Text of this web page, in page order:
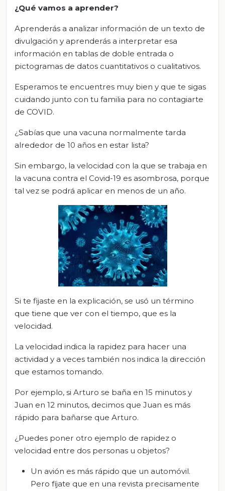
¿Qué vamos a aprender?
Aprenderás a analizar información de un texto de
divulgación y aprenderás a interpretar esa
información en tablas de doble entrada o
pictogramas de datos cuantitativos o cualitativos.
Esperamos te encuentres muy bien y que te sigas
cuidando junto con tu familia para no contagiarte
de COVID.
¿Sabías que una vacuna normalmente tarda
alrededor de 10 años en estar lista?
Sin embargo, la velocidad con la que se trabaja en
la vacuna contra el Covid-19 es asombrosa, porque
tal vez se podrá aplicar en menos de un año.
Si te fijaste en la explicación, se usó un término
que tiene que ver con el tiempo, que es la
velocidad.
La velocidad indica la rapidez para hacer una
actividad y a veces también nos indica la dirección
que estamos tomando.
Por ejemplo, si Arturo se baña en 15 minutos y
Juan en 12 minutos, decimos que Juan es más
rápido para bañarse que Arturo.
¿Puedes poner otro ejemplo de rapidez o
velocidad entre dos personas u objetos?
Un avión es más rápido que un automóvil.
Pero fíjate que en una revista precisamente